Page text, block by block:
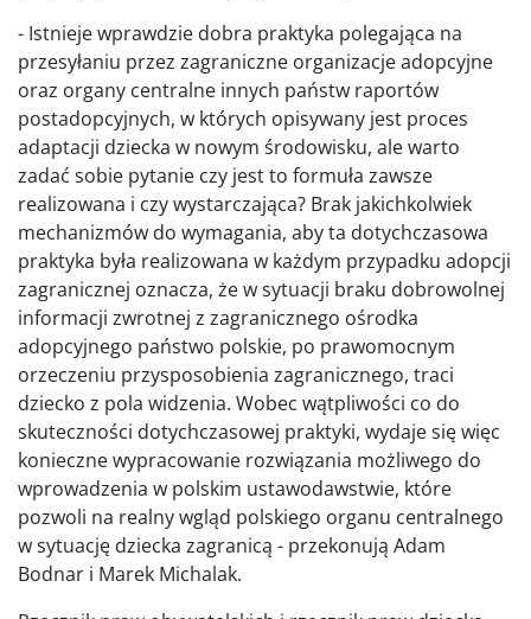
- Istnieje wprawdzie dobra praktyka polegająca na
przesyłaniu przez zagraniczne organizacje adopcyjne
oraz organy centralne innych państw raportów
postadopcyjnych, w których opisywany jest proces
adaptacji dziecka w nowym środowisku, ale warto
zadać sobie pytanie czy jest to formuła zawsze
realizowana i czy wystarczająca? Brak jakichkolwiek
mechanizmów do wymagania, aby ta dotychczasowa
praktyka była realizowana w każdym przypadku adopcji
zagranicznej oznacza, że w sytuacji braku dobrowolnej
informacji zwrotnej z zagranicznego ośrodka
adopcyjnego państwo polskie, po prawomocnym
orzeczeniu przysposobienia zagranicznego, traci
dziecko z pola widzenia. Wobec wątpliwości co do
skuteczności dotychczasowej praktyki, wydaje się więc
konieczne wypracowanie rozwiązania możliwego do
wprowadzenia w polskim ustawodawstwie, które
pozwoli na realny wgląd polskiego organu centralnego
w sytuację dziecka zagranicą - przekonują Adam
Bodnar i Marek Michalak.